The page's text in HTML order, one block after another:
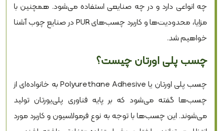
نحوه استفاده از چسب پلی اورتان چگونه است؟
زمان خشک شدن چسب پلی اورتان چقدر است؟
هنگام انتخاب چسب پلی اورتان به چه نکاتی توجه کنیم؟
شرایط نگهداری چسب پلی اورتان
تأمین چسب PUR صنعتی با لامبردکو
چه انواعی دارد و در چه صنایعی استفاده می‌شود. همچنین با
مزایا، محدودیت‌ها و کاربرد چسب‌های PUR در صنایع چوب آشنا
خواهیم شد.
چسب پلی اورتان چیست؟
چسب پلی اورتان یا Polyurethane Adhesive به خانواده‌ای از
چسب‌ها گفته می‌شود که بر پایه فناوری پلی‌یورتان تولید
می‌شوند. این چسب‌ها با توجه به نوع فرمولاسیون و کاربرد مورد